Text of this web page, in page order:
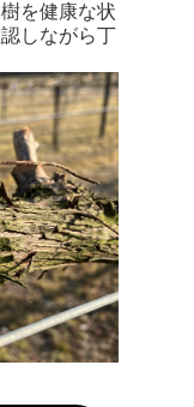
を健康な状
しながら丁